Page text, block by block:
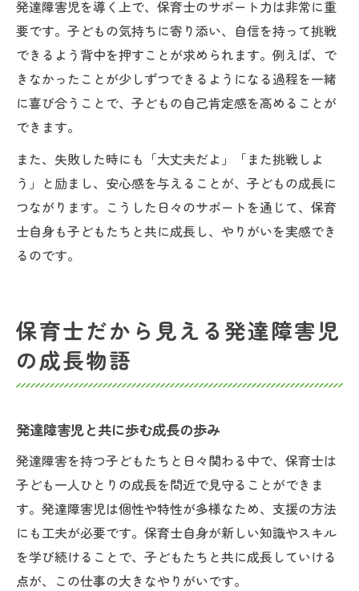
発達障害児を導く上で、保育士のサポート力は非常に重
要です。子どもの気持ちに寄り添い、自信を持って挑戦
できるよう背中を押すことが求められます。例えば、で
きなかったことが少しずつできるようになる過程を一緒
に喜び合うことで、子どもの自己肯定感を高めることが
できます。
また、失敗した時にも「大丈夫だよ」「また挑戦しよ
う」と励まし、安心感を与えることが、子どもの成長に
つながります。こうした日々のサポートを通じて、保育
士自身も子どもたちと共に成長し、やりがいを実感でき
るのです。
保育士だから見える発達障害児
の成長物語
発達障害児と共に歩む成長の歩み
発達障害を持つ子どもたちと日々関わる中で、保育士は
子ども一人ひとりの成長を間近で見守ることができま
す。発達障害児は個性や特性が多様なため、支援の方法
にも工夫が必要です。保育士自身が新しい知識やスキル
を学び続けることで、子どもたちと共に成長していける
点が、この仕事の大きなやりがいです。